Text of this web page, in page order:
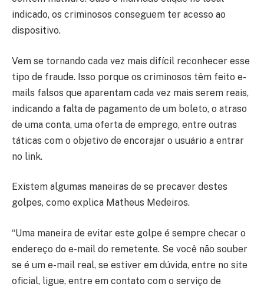
indicado, os criminosos conseguem ter acesso ao
dispositivo.
Vem se tornando cada vez mais difícil reconhecer esse
tipo de fraude. Isso porque os criminosos têm feito e-
mails falsos que aparentam cada vez mais serem reais,
indicando a falta de pagamento de um boleto, o atraso
de uma conta, uma oferta de emprego, entre outras
táticas com o objetivo de encorajar o usuário a entrar
no link.
Existem algumas maneiras de se precaver destes
golpes, como explica Matheus Medeiros.
“Uma maneira de evitar este golpe é sempre checar o
endereço do e-mail do remetente. Se você não souber
se é um e-mail real, se estiver em dúvida, entre no site
oficial, ligue, entre em contato com o serviço de